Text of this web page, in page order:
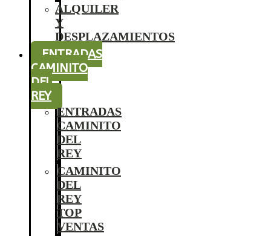
ALQUILER
Y
DESPLAZAMIENTOS
ENTRADAS
CAMINITO
DEL
REY
ENTRADAS
CAMINITO
DEL
REY
CAMINITO
DEL
REY
TOP
VENTAS